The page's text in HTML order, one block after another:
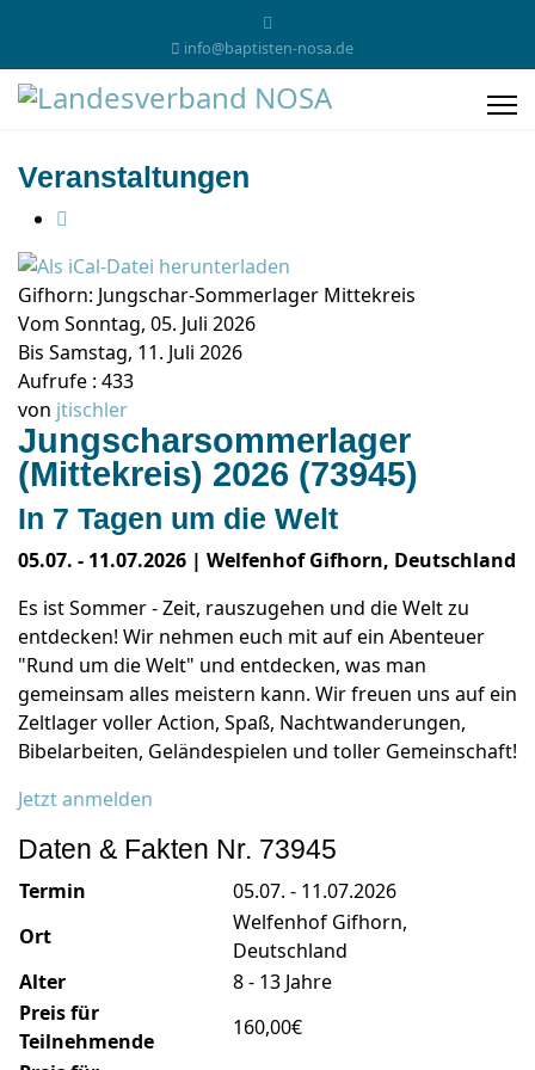
info@baptisten-nosa.de
Veranstaltungen
Gifhorn: Jungschar-Sommerlager Mittekreis
Vom Sonntag, 05. Juli 2026
Bis Samstag, 11. Juli 2026
Aufrufe : 433
von jtischler
Jungscharsommerlager
(Mittekreis) 2026 (73945)
In 7 Tagen um die Welt
05.07. - 11.07.2026 | Welfenhof Gifhorn, Deutschland
Es ist Sommer - Zeit, rauszugehen und die Welt zu
entdecken! Wir nehmen euch mit auf ein Abenteuer
"Rund um die Welt" und entdecken, was man
gemeinsam alles meistern kann. Wir freuen uns auf ein
Zeltlager voller Action, Spaß, Nachtwanderungen,
Bibelarbeiten, Geländespielen und toller Gemeinschaft!
Jetzt anmelden
Daten & Fakten Nr. 73945
Termin
05.07. - 11.07.2026
Ort
Welfenhof Gifhorn,
Deutschland
Alter
8 - 13 Jahre
Preis für
Teilnehmende
160,00€